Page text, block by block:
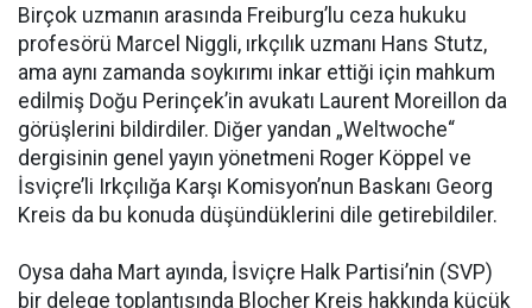
Birçok uzmanın arasında Freiburg’lu ceza hukuku
profesörü Marcel Niggli, ırkçılık uzmanı Hans Stutz,
ama aynı zamanda soykırımı inkar ettiği için mahkum
edilmiş Doğu Perinçek’in avukatı Laurent Moreillon da
görüşlerini bildirdiler. Diğer yandan „Weltwoche“
dergisinin genel yayın yönetmeni Roger Köppel ve
İsviçre’li Irkçılığa Karşı Komisyon’nun Baskanı Georg
Kreis da bu konuda düşündüklerini dile getirebildiler.
Oysa daha Mart ayında, İsviçre Halk Partisi’nin (SVP)
bir delege toplantısında Blocher Kreis hakkında küçük